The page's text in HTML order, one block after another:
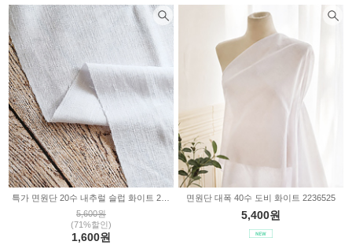
망사무지 거즈무지 혼방무지
샤틴무지 극세사무지
폴라폴리스무지
5,600원
(71%할인)
1,600원
면원단 대폭 40수 도비 화이트 2236525
5,400원